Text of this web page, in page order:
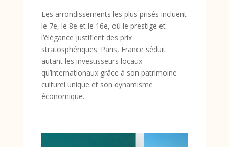
Les arrondissements les plus prisés incluent
le 7e, le 8e et le 16e, où le prestige et
l’élégance justifient des prix
stratosphériques. Paris, France séduit
autant les investisseurs locaux
qu’internationaux grâce à son patrimoine
culturel unique et son dynamisme
économique.